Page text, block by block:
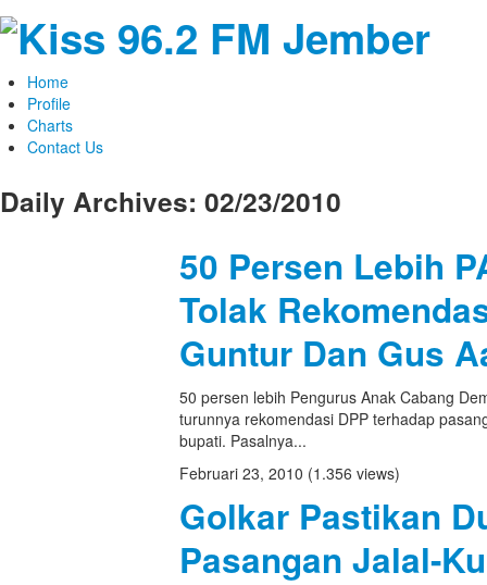
Home
Profile
Charts
Contact Us
Daily Archives: 02/23/2010
50 Persen Lebih
Tolak
Guntur Dan Gus
50 persen lebih Pengurus Anak Cabang
turunnya rekomendasi DPP terhadap
bupati. Pasalnya...
Februari 23, 2010 (1.356 views)
Golkar Pastikan
Pasangan Jalal-